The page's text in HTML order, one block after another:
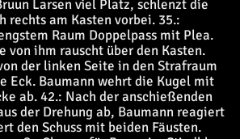
Larsen viel Platz, schlenzt die
rechts am Kasten vorbei. 35.:
Raum Doppelpass mit Plea.
von ihm rauscht über den Kasten.
der linken Seite in den Strafraum
Eck. Baumann wehrt die Kugel mit
ab. 42.: Nach der anschießenden
der Drehung ab, Baumann reagiert
den Schuss mit beiden Fäusten.